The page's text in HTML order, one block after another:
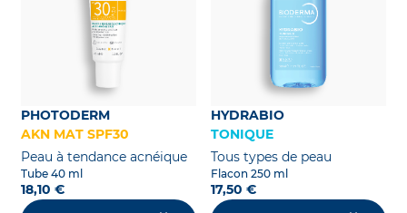
PHOTODERM
AKN MAT SPF30
Peau à tendance acnéique
Tube 40 ml
18,10 €
HYDRABIO
TONIQUE
Tous types de peau
Flacon 250 ml
17,50 €